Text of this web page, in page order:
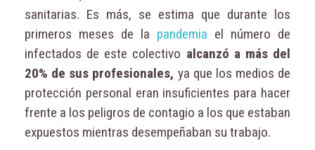
sanitarias. Es más, se estima que durante los
primeros meses de la pandemia el número de
infectados de este colectivo alcanzó a más del
20% de sus profesionales, ya que los medios de
protección personal eran insuficientes para hacer
frente a los peligros de contagio a los que estaban
expuestos mientras desempeñaban su trabajo.